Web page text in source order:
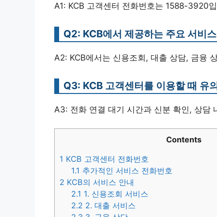
A1: KCB 고객센터 전화번호는 1588-3920
Q2: KCB에서 제공하는 주요 서비
A2: KCB에서는 신용조회, 대출 상담, 금융
Q3: KCB 고객센터를 이용할 때 유
A3: 전화 연결 대기 시간과 신분 확인, 상담
Contents
1 KCB 고객센터 전화번호
1.1 추가적인 서비스 전화번호
2 KCB의 서비스 안내
2.1 1. 신용조회 서비스
2.2 2. 대출 서비스